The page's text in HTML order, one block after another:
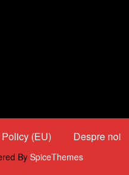
(EU) Despre noi
By SpiceThemes